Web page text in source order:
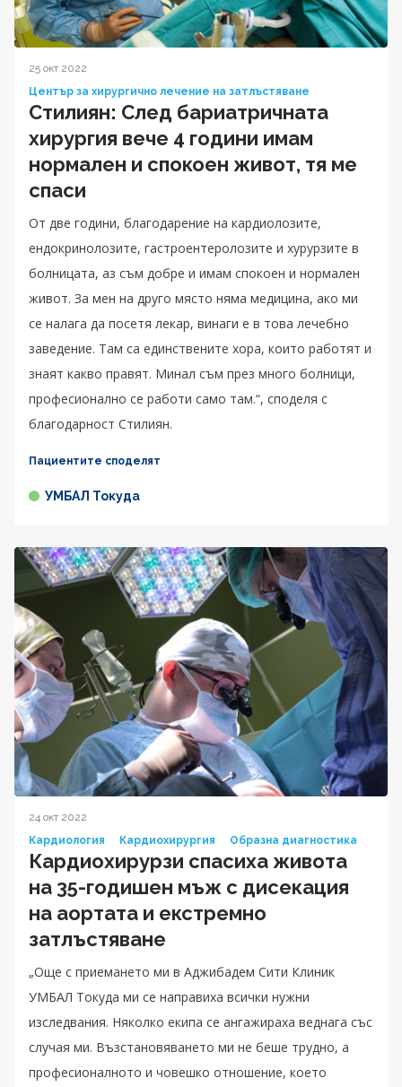
25 окт 2022
Център за хирургично лечение на затлъстяване
Стилиян: След бариатричната
хирургия вече 4 години имам
нормален и спокоен живот, тя ме
спаси
От две години, благодарение на кардиолозите,
ендокринолозите, гастроентеролозите и хурурзите в
болницата, аз съм добре и имам спокоен и нормален
живот. За мен на друго място няма медицина, ако ми
се налага да посетя лекар, винаги е в това лечебно
заведение. Там са единствените хора, които работят и
знаят какво правят. Минал съм през много болници,
професионално се работи само там.“, споделя с
благодарност Стилиян.
Пациентите споделят
УМБАЛ Токуда
24 окт 2022
Кардиология
Кардиохирургия Образна диагностика
Кардиохирурзи спасиха живота
на 35-годишен мъж с дисекация
на аортата и екстремно
затлъстяване
„Още с приемането ми в Аджибадем Сити Клиник
УМБАЛ Токуда ми се направиха всички нужни
изследвания. Няколко екипа се ангажираха веднага със
случая ми. Възстановяването ми не беше трудно, а
професионалното и човешко отношение, което